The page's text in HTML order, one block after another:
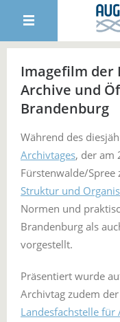
Imagefilm der
Archive und
Brandenburg
Während des
Archivtages, der am
Fürstenwalde/Spree
Struktur und
Normen und
Brandenburg als
vorgestellt.
Präsentiert wurde
Archivtag zudem
Landesfachstelle